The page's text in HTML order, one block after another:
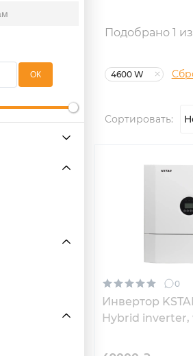
OК
Подобрано 1
4600 W
Сортировать:
0
Инвертор
Hybrid